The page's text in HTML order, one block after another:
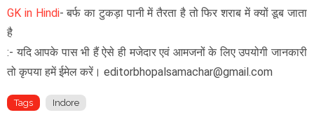
GK in Hindi-बर्फ का टुकड़ा पानी में तैरता है तो फिर शराब में क्यों डूब जाता
है
:- यदि आपके पास भी हैं ऐसे ही मजेदार एवं आमजनों के लिए उपयोगी जानकारी
तो कृपया हमें ईमेल करें। editorbhopalsamachar@gmail.com
Tags Indore